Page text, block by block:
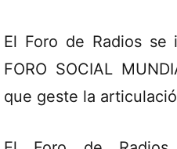
El Foro de Radios se
FORO SOCIAL
que geste la